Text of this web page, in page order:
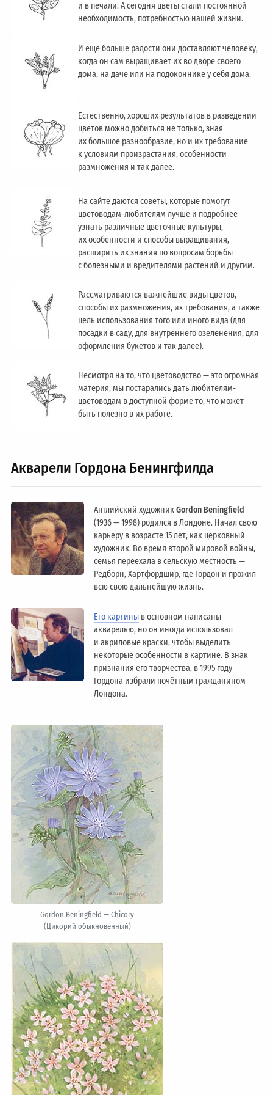
и в печали. А сегодня цветы стали постоянной
необходимость, потребностью нашей жизни.
И ещё больше радости они доставляют человеку,
когда он сам выращивает их во дворе своего
дома, на даче или на подоконнике у себя дома.
Естественно, хороших результатов в разведении
цветов можно добиться не только, зная
их большое разнообразие, но и их требование
к условиям произрастания, особенности
размножения и так далее.
На сайте даются советы, которые помогут
цветоводам-любителям лучше и подробнее
узнать различные цветочные культуры,
их особенности и способы выращивания,
расширить их знания по вопросам борьбы
с болезными и вредителями растений и другим.
Рассматриваются важнейшие виды цветов,
способы их размножения, их требования, а также
цель использования того или иного вида (для
посадки в саду, для внутреннего озеленения, для
оформления букетов и так далее).
Несмотря на то, что цветоводство — это огромная
материя, мы постарались дать любителям-
цветоводам в доступной форме то, что может
быть полезно в их работе.
Акварели Гордона Бенингфилда
Английский художникGordon Beningfield
(1936 — 1998) родился в Лондоне. Начал свою
карьеру в возрасте 15 лет, как церковный
художник. Во время второй мировой войны,
семья переехала в сельскую местность —
Редборн, Хартфордшир, где Гордон и прожил
всю свою дальнейшую жизнь.
Его картины в основном написаны
акварелью, но он иногда использовал
и акриловые краски, чтобы выделить
некоторые особенности в картине. В знак
признания его творчества, в 1995 году
Гордона избрали почётным гражданином
Лондонa.
Gordon Beningfield — Chicory
(Цикорий обыкновенный)